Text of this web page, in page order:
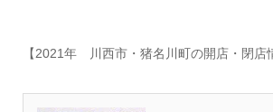
【2021年 川西市・猪名川町の開店・閉店